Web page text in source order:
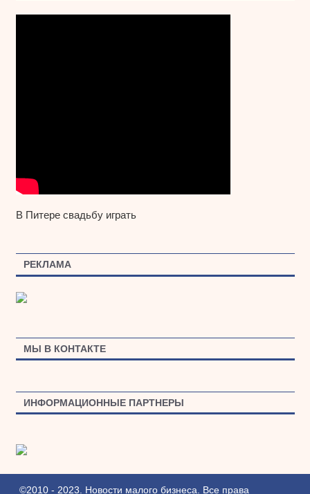
В Питере свадьбу играть
РЕКЛАМА
МЫ В КОНТАКТЕ
ИНФОРМАЦИОННЫЕ ПАРТНЕРЫ
©2010 - 2023. Новости малого бизнеса. Все права